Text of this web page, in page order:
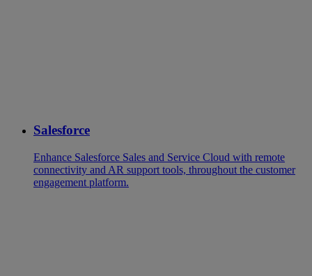
Salesforce
Enhance Salesforce Sales and Service Cloud with remote
connectivity and AR support tools, throughout the customer
engagement platform.